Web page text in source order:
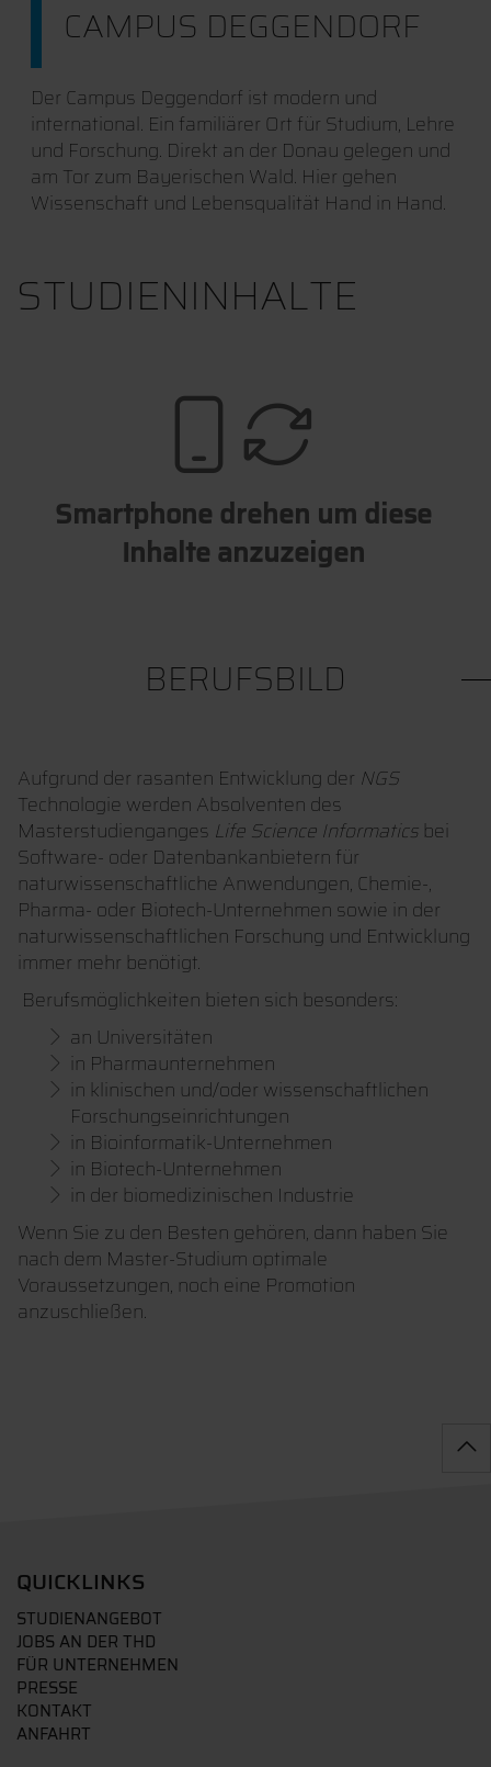
CAMPUS DEGGENDORF
Der Campus Deggendorf ist modern und
international. Ein familiärer Ort für Studium, Lehre
und Forschung. Direkt an der Donau gelegen und
am Tor zum Bayerischen Wald. Hier gehen
Wissenschaft und Lebensqualität Hand in Hand.
STUDIENINHALTE
Smartphone drehen um diese
Inhalte anzuzeigen
BERUFSBILD
Aufgrund der rasanten Entwicklung der NGS
Technologie werden Absolventen des
Masterstudienganges Life Science Informatics bei
Software- oder Datenbankanbietern für
naturwissenschaftliche Anwendungen, Chemie-,
Pharma- oder Biotech-Unternehmen sowie in der
naturwissenschaftlichen Forschung und Entwicklung
immer mehr benötigt.
Berufsmöglichkeiten bieten sich besonders:
an Universitäten
in Pharmaunternehmen
in klinischen und/oder wissenschaftlichen
Forschungseinrichtungen
in Bioinformatik-Unternehmen
in Biotech-Unternehmen
in der biomedizinischen Industrie
Wenn Sie zu den Besten gehören, dann haben Sie
nach dem Master-Studium optimale
Voraussetzungen, noch eine Promotion
anzuschließen.
QUICKLINKS
STUDIENANGEBOT
JOBS AN DER THD
FÜR UNTERNEHMEN
PRESSE
KONTAKT
ANFAHRT